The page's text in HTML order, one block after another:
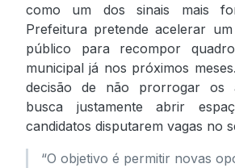
como um dos sinais mais
Prefeitura pretende acelerar
público para recompor
municipal já nos próximos
decisão de não prorrogar os
busca justamente abrir
candidatos disputarem vagas no
“O objetivo é permitir novas